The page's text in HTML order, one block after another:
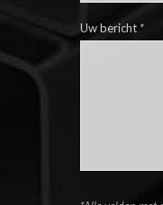
Uw bericht *